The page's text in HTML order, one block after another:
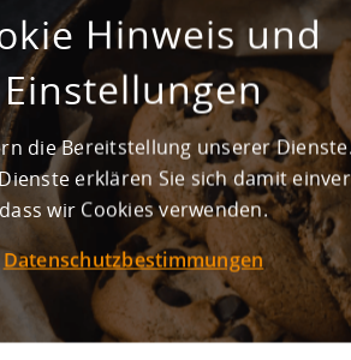
einer Lager- und Logistikhalle
der A14!
Leipzig, Deutschland
Hinweis und
Einstellungen
die Bereitstellung unserer
erklären Sie sich damit
dass wir Cookies verwenden.
Datenschutzbestimmungen